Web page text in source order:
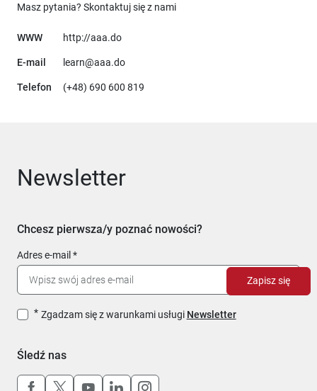
Masz pytania? Skontaktuj się z nami
WWW http://aaa.doUwaga, link otworzy się w nowym oknie
E-mail learn@aaa.do
Telefon (+48) 690 600 819
Newsletter
Chcesz pierwsza/y poznać nowości?
Adres e-mail
Zgadzam się z warunkami usługi Newsletter
Zapisz się
Śledź nas
Uwaga, link otworzy się w nowym oknie
Uwaga, link otworzy się w nowym oknie
Uwaga, link otworzy się w nowym
Uwaga, link otworzy się w
Uwaga, link otworzy się w